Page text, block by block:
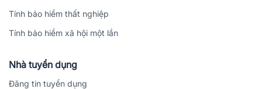
Tính bảo hiểm thất nghiệp
Tính bảo hiểm xã hội một lần
Nhà tuyển dụng
Đăng tin tuyển dụng